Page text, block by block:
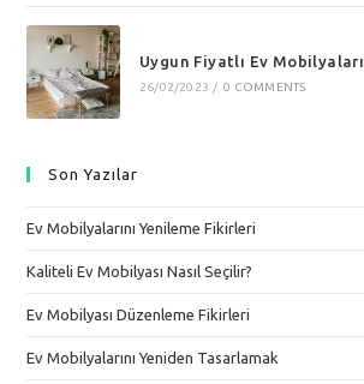
Uygun Fiyatlı Ev Mobilyaları
26/02/2023 / 0 COMMENTS
Son Yazılar
Ev Mobilyalarını Yenileme Fikirleri
Kaliteli Ev Mobilyası Nasıl Seçilir?
Ev Mobilyası Düzenleme Fikirleri
Ev Mobilyalarını Yeniden Tasarlamak